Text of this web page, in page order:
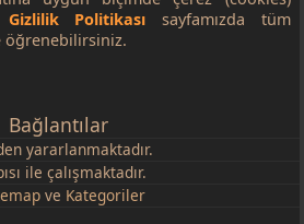
Gizlilik Politikası sayfamızda tüm
öğrenebilirsiniz.
Bağlantılar
yararlanmaktadır.
ile çalışmaktadır.
ve Kategoriler